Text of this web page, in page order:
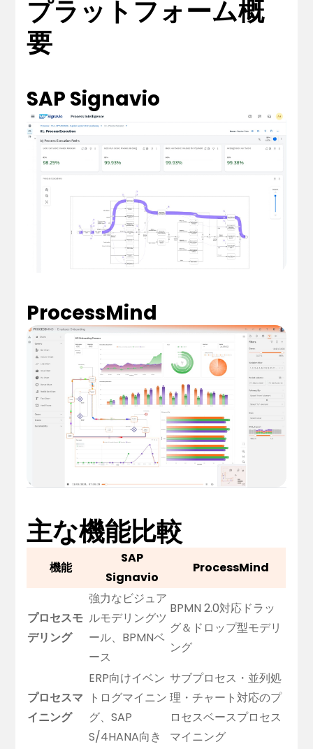
プラットフォーム概
要
SAP Signavio
ProcessMind
主な機能比較
機能
SAP
Signavio
ProcessMind
プロセスモ
デリング
強力なビジュア
ルモデリングツ
ール、BPMNベ
ース
BPMN 2.0対応ドラッ
グ＆ドロップ型モデリ
ング
プロセスマ
イニング
ERP向けイベン
トログマイニン
グ、SAP
S/4HANA向き
サブプロセス・並列処
理・チャート対応のプ
ロセスベースプロセス
マイニング